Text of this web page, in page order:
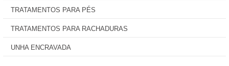
TRATAMENTOS PARA PÉS
TRATAMENTOS PARA RACHADURAS
UNHA ENCRAVADA